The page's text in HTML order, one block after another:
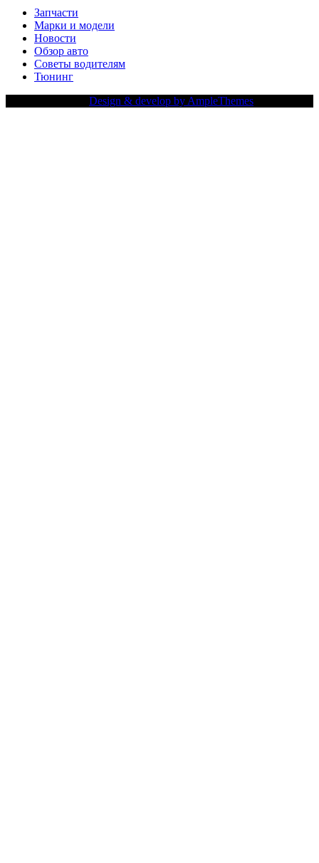
Запчасти
Марки и модели
Новости
Обзор авто
Советы водителям
Тюнинг
Design & develop by AmpleThemes